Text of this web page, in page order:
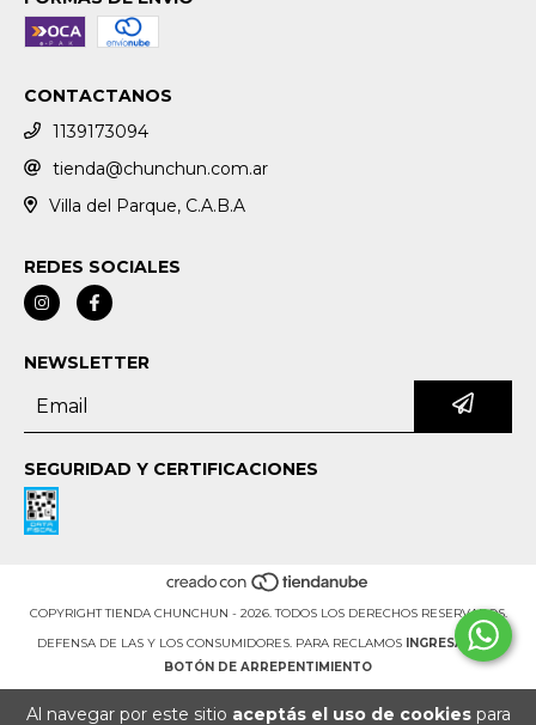
Al navegar por este sitio aceptás el uso de cookiespara
CONTACTANOS
1139173094
tienda@chunchun.com.ar
Villa del Parque, C.A.B.A
REDES SOCIALES
NEWSLETTER
SEGURIDAD Y CERTIFICACIONES
COPYRIGHT TIENDA CHUNCHUN - 2026. TODOS LOS DERECHOS RESERVADOS.
DEFENSA DE LAS Y LOS CONSUMIDORES. PARA RECLAMOS
INGRESÁ ACÁ.
BOTÓN DE ARREPENTIMIENTO